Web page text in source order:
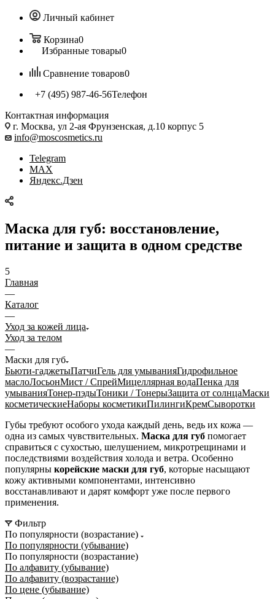
Личный кабинет
Корзина0
Избранные товары0
Сравнение товаров0
+7 (495) 987-46-56Телефон
Контактная информация
г. Москва, ул 2-ая Фрунзенская, д.10 корпус 5
info@moscosmetics.ru
Telegram
MAX
Яндекс.Дзен
Маска для губ: восстановление,
питание и защита в одном средстве
5
Главная
—
Каталог
—
Уход за кожей лица
Уход за телом
—
Маски для губ
Бьюти-гаджетыПатчиГель для умыванияГидрофильное
маслоЛосьонМист / СпрейМицеллярная водаПенка для
умыванияТонер-пэдыТоники / ТонерыЗащита от солнцаМаски
косметическиеНаборы косметикиПилингиКремСыворотки
Губы требуют особого ухода каждый день, ведь их кожа —
одна из самых чувствительных. Маска для губ помогает
справиться с сухостью, шелушением, микротрещинами и
последствиями воздействия холода и ветра. Особенно
популярны корейские маски для губ, которые насыщают
кожу активными компонентами, интенсивно
восстанавливают и дарят комфорт уже после первого
применения.
Фильтр
По популярности (возрастание)
По популярности (убывание)
По популярности (возрастание)
По алфавиту (убывание)
По алфавиту (возрастание)
По цене (убывание)